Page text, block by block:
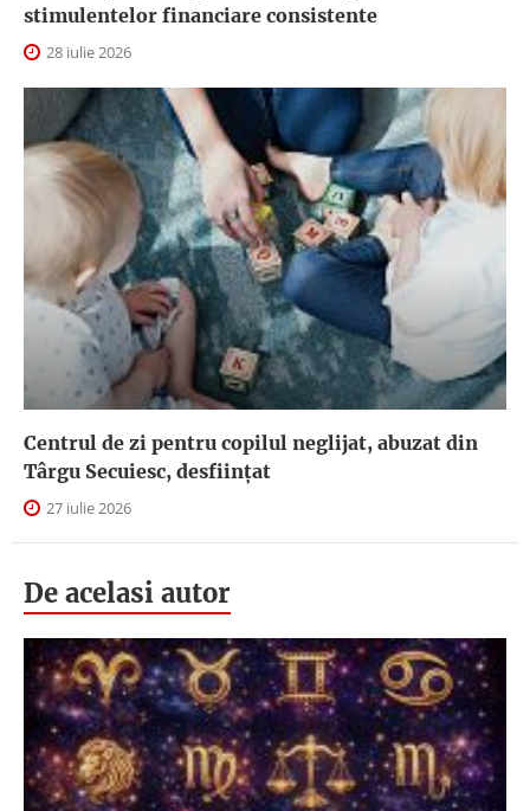
stimulentelor financiare consistente
28 iulie 2026
Centrul de zi pentru copilul neglijat, abuzat din
Târgu Secuiesc, desfiinţat
27 iulie 2026
De acelasi autor